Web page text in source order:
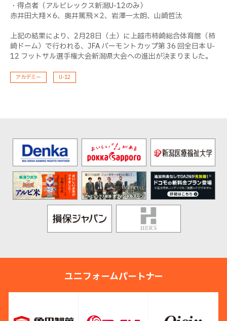
・得点者（アルビレックス新潟U-12のみ）
赤井田大翔×6、奥井篤飛×2、岩澤一太朗、山崎哲汰
上記の結果により、2月28日（土）に上越市柿崎総合体育館（柿
崎ドーム）で行われる、JFA バーモントカップ第 36 回全日本 U-
12 フットサル選手権大会新潟県大会への進出が決まりました。
アカデミー U-12
ユニフォームパートナー